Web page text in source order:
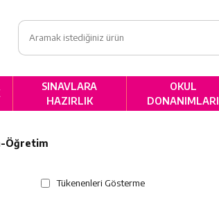
SINAVLARA
HAZIRLIK
OKUL
DONANIMLARI
Öğretim
Tükenenleri Gösterme